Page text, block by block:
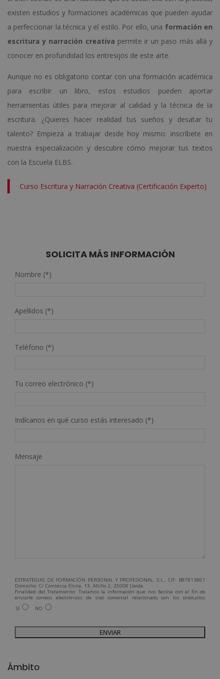
existen estudios y formaciones académicas que pueden ayudar
a perfeccionar la técnica y el estilo. Por ello, una formación en
escritura y narración creativa permite ir un paso más allá y
conocer en profundidad los entresijos de este arte.
Aunque no es obligatorio contar con una formación académica
para escribir un libro, estos estudios pueden aportar
herramientas útiles para mejorar al calidad y la técnica de la
escritura. ¿Quieres hacer realidad tus sueños y desatar tu
talento? Empieza a trabajar desde hoy mismo: inscríbete en
nuestra especialización y descubre cómo mejorar tus textos
con la Escuela ELBS.
Curso Escritura y Narración Creativa (Certificación Experto)
SOLICITA MÁS INFORMACIÓN
Nombre (*)
Apellidos (*)
Teléfono (*)
Tu correo electrónico (*)
Indícanos en qué curso estás interesado (*)
Mensaje
ESTRATEGIAS DE FORMACIÓN PERSONAL Y PROFESIONAL, S.L., CIF: B87813861
Domicilio: C/ Comtessa Elvira, 13, Altillo 2, 25008 Lleida.
Finalidad del Tratamiento: Tratamos la información que nos facilita con el fin de
enviarle correos electrónicos de tipo comercial relacionado con los productos
ofrecidos y otros tipo de productos que fueran de su interés.
Legitimación del tratamiento: Consentimiento del interesado.
Para más información consulte nuestra Política de Privacidad.
Desea recibir información comercial (vía telefónica y/o email):
SÍ NO
Ámbito